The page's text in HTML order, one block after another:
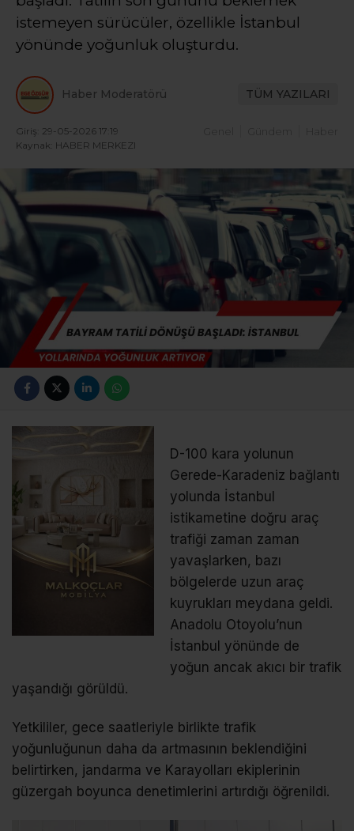
istemeyen sürücüler, özellikle İstanbul
yönünde yoğunluk oluşturdu.
Haber Moderatörü TÜM YAZILARI
Giriş: 29-05-2026 17:19
Kaynak: HABER MERKEZI
Gündem Haber
D-100 kara yolunun
Gerede-Karadeniz bağlantı
yolunda İstanbul
istikametine doğru araç
trafiği zaman zaman
yavaşlarken, bazı
bölgelerde uzun araç
kuyrukları meydana geldi.
Anadolu Otoyolu’nun
İstanbul yönünde de
yoğun ancak akıcı bir trafik
yaşandığı görüldü.
Yetkililer, gece saatleriyle birlikte trafik
yoğunluğunun daha da artmasının beklendiğini
belirtirken, jandarma ve Karayolları ekiplerinin
güzergah boyunca denetimlerini artırdığı öğrenildi.